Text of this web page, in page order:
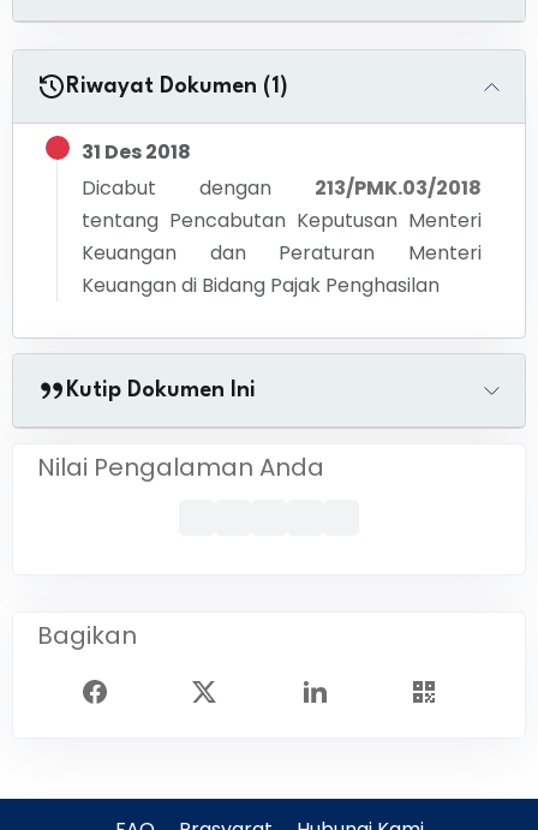
Riwayat Dokumen (1)
31 Des 2018
Dicabut dengan
213/PMK.03/2018
tentang Pencabutan Keputusan Menteri
Keuangan dan Peraturan Menteri
Keuangan di Bidang Pajak Penghasilan
Kutip Dokumen Ini
Nilai Pengalaman Anda
Bagikan